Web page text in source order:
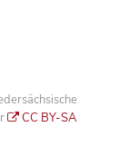
CC BY-SA